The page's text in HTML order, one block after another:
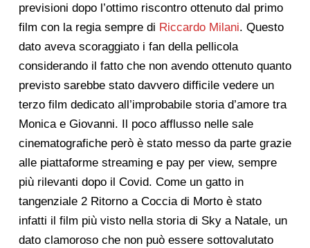
previsioni dopo l’ottimo riscontro ottenuto dal primo
film con la regia sempre di Riccardo Milani. Questo
dato aveva scoraggiato i fan della pellicola
considerando il fatto che non avendo ottenuto quanto
previsto sarebbe stato davvero difficile vedere un
terzo film dedicato all’improbabile storia d’amore tra
Monica e Giovanni. Il poco afflusso nelle sale
cinematografiche però è stato messo da parte grazie
alle piattaforme streaming e pay per view, sempre
più rilevanti dopo il Covid. Come un gatto in
tangenziale 2 Ritorno a Coccia di Morto è stato
infatti il film più visto nella storia di Sky a Natale, un
dato clamoroso che non può essere sottovalutato